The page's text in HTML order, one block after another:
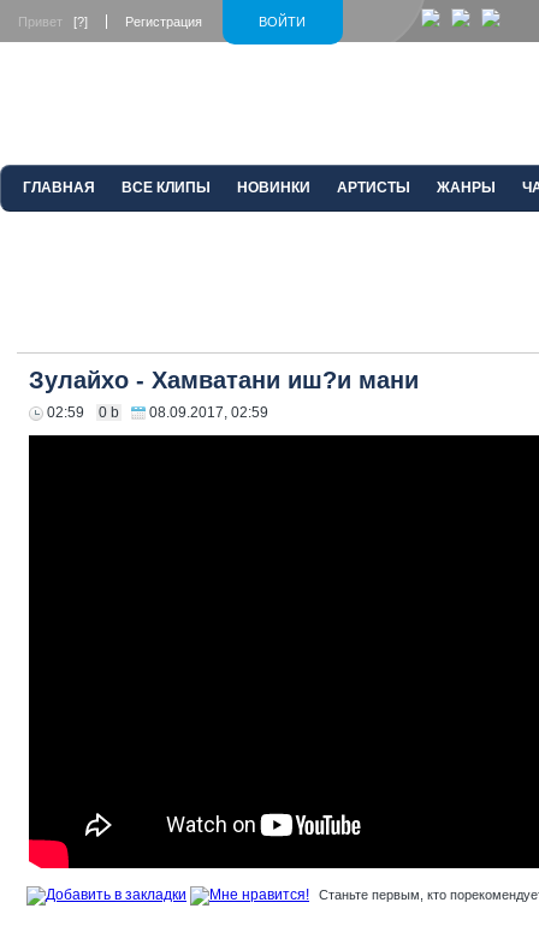
ВОЙТИ
Привет [?] Регистрация
ГЛАВНАЯ ВСЕ КЛИПЫ НОВИНКИ АРТИСТЫ ЖАНРЫ
Зулайхо - Хамватани иш?и мани
02:59 0 b 08.09.2017, 02:59
Станьте первым, кто